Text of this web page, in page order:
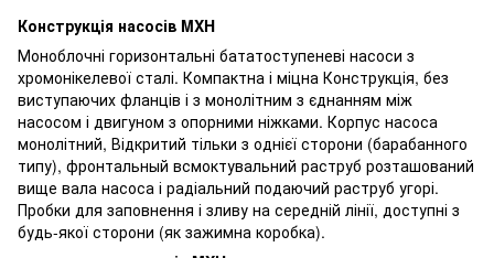
Конструкція насосів MXH
Моноблочні горизонтальні бататоступеневі насоси з
хромонікелевої сталі. Компактна і міцна Конструкція, без
виступаючих фланців і з монолітним з єднанням між
насосом і двигуном з опорними ніжками. Корпус насоса
монолітний, Відкритий тільки з однієї сторони (барабанного
типу), фронтальный всмоктувальний раструб розташований
вище вала насоса і радіальний подаючий раструб угорі.
Пробки для заповнення і зливу на середній лінії, доступні з
будь-якої сторони (як зажимна коробка).